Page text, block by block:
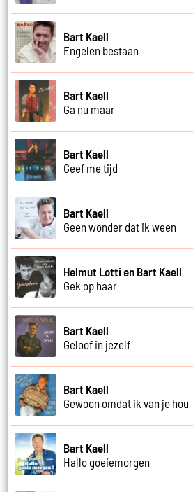
Bart Kaell
Engelen bestaan
Bart Kaell
Ga nu maar
Bart Kaell
Geef me tijd
Bart Kaell
Geen wonder dat ik ween
Helmut Lotti en Bart Kaell
Gek op haar
Bart Kaell
Geloof in jezelf
Bart Kaell
Gewoon omdat ik van je hou
Bart Kaell
Hallo goeiemorgen